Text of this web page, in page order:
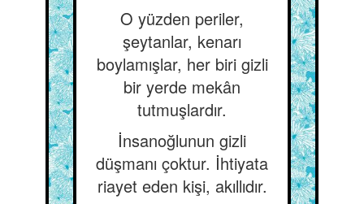
O yüzden periler,
şeytanlar, kenarı
boylamışlar, her biri gizli
bir yerde mekân
tutmuşlardır.
İnsanoğlunun gizli
düşmanı çoktur. İhtiyata
riayet eden kişi, akıllıdır.